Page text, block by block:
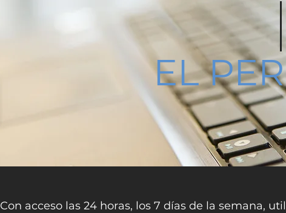
EL
Con acceso las 24 horas, los 7 días de la semana,